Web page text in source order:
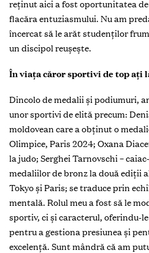
reținut aici a fost oportunitatea
flacăra entuziasmului. Nu am
încercat să le arăt studenților
un discipol reușește.
În viața căror sportivi de top ați
Dincolo de medalii și podiumuri,
unor sportivi de elită precum:
moldovean care a obținut o
Olimpice, Paris 2024; Oxana
la judo; Serghei Tarnovschi –
medaliilor de bronz la două ediții
Tokyo și Paris; se traduce prin
mentală. Rolul meu a fost să le
sportiv, ci și caracterul, oferindu-
pentru a gestiona presiunea și
excelență. Sunt mândră că am